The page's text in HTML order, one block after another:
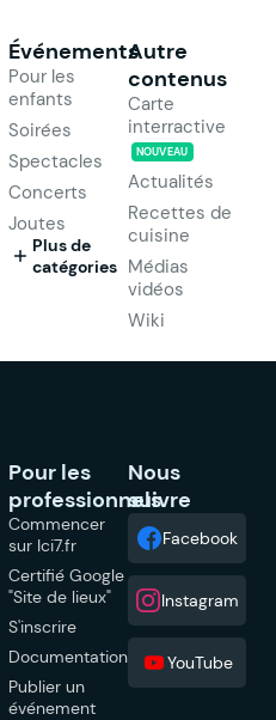
Événements
Pour les
enfants
Soirées
Spectacles
Concerts
Joutes
Plus de
catégories
Autre
contenus
Carte
interractive
NOUVEAU
Actualités
Recettes de
cuisine
Médias
vidéos
Wiki
Pour les
professionnels
Commencer
sur Ici7.fr
Certifié Google
"Site de lieux"
S'inscrire
Documentation
Publier un
événement
Nous
suivre
Facebook
Instagram
YouTube